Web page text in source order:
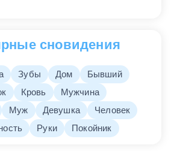
сновидения
Зубы Дом
Бывший
Кровь
Мужчина
Муж Девушка
Человек
Руки Покойник